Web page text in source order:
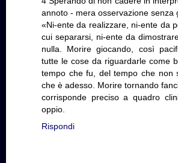
annoto - mera osservazione senza
«Ni-ente da realizzare, ni-ente da
cui separarsi, ni-ente da
nulla. Morire giocando, così
tutte le cose da riguardarle come
tempo che fu, del tempo che non
che è adesso. Morire tornando
corrisponde preciso a quadro
oppio.
Rispondi